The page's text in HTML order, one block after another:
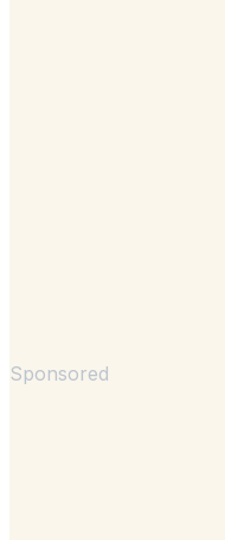
Sponsored